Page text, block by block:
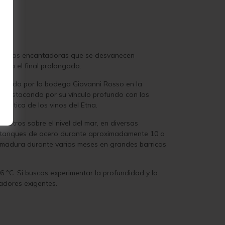
encantadoras que se desvanecen
el final prolongado.
por la bodega Giovanni Rosso en la
destacando por su vínculo profundo con los
de los vinos del Etna.
sobre el nivel del mar, en diversas
de acero durante aproximadamente 10 a
durante varios meses en grandes barricas
Si buscas experimentar la profundidad y la
exigentes.